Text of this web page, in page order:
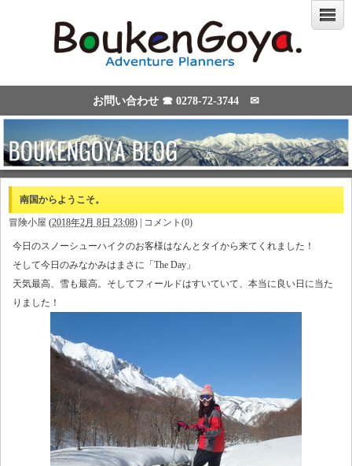
お問い合わせ ☎ 0278-72-3744 ✉
南国からようこそ。
冒険小屋 (2018年2月 8日 23:08) | コメント(0)
今日のスノーシューハイクのお客様はなんとタイから来てくれました！
そして今日のみなかみはまさに「The Day」
天気最高、雪も最高。そしてフィールドはすいていて、本当に良い日に当た
りました！